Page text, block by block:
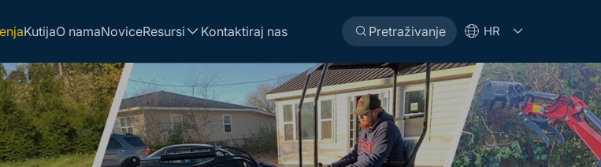
KutijaO namaNoviceResursi Kontaktiraj nas Pretraživanje HR